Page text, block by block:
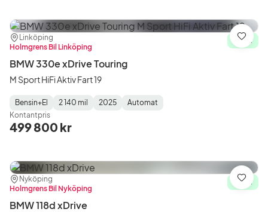
Plats:
Linköping
Återförsäljare:
Holmgrens Bil Linköping
I lager
BMW 330e xDrive Touring
M Sport HiFi Aktiv Fart 19
Fuel
Type:
Bensin+El
Mätarställning:
2 140 mil
Model
Year:
2025
Gearbox
Type:
Automat
Kontantpris
499 800 kr
Spara
Plats:
Nyköping
Återförsäljare:
Holmgrens Bil Nyköping
I lager
BMW 118d xDrive
Spara